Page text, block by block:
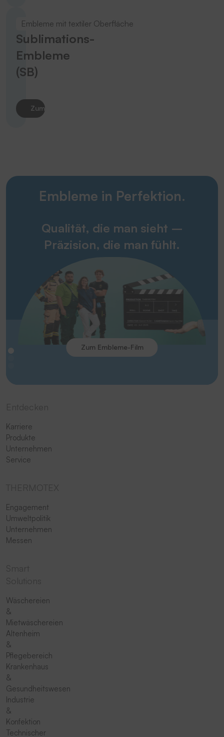
Embleme mit textiler Oberfläche
Sublimations-
Embleme
(SB)
Zum Produkt
Embleme in Perfektion.
Qualität, die man sieht –
Präzision, die man fühlt.
Zum Embleme-Film
Karriere
Produkte
Unternehmen
Service
Engagement
Umweltpolitik
Unternehmen
Messen
Wäschereien
&
Mietwäschereien
Altenheim
&
Pflegebereich
Krankenhaus
&
Gesundheitswesen
Industrie
&
Konfektion
Technischer